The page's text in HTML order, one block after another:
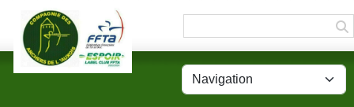
Panneau de gestion des cookies